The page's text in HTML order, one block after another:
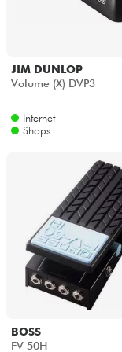
JIM DUNLOP
Volume (X) DVP3
Internet
Shops
BOSS
FV-50H